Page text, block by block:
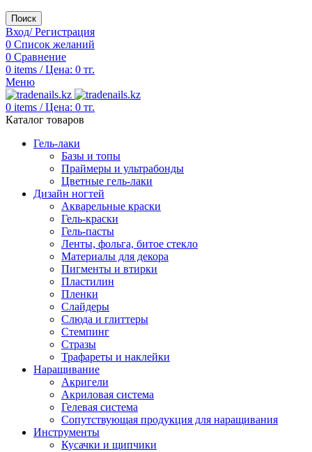
Поиск
Вход/ Регистрация
0 Список желаний
0 Сравнение
0 items / Цена: 0 тг.
Меню
0 items / Цена: 0 тг.
Каталог товаров
Гель-лаки
Базы и топы
Праймеры и ультрабонды
Цветные гель-лаки
Дизайн ногтей
Акварельные краски
Гель-краски
Гель-пасты
Ленты, фольга, битое стекло
Материалы для декора
Пигменты и втирки
Пластилин
Пленки
Слайдеры
Слюда и глиттеры
Стемпинг
Стразы
Трафареты и наклейки
Наращивание
Акригели
Акриловая система
Гелевая система
Сопутствующая продукция для наращивания
Инструменты
Кусачки и щипчики